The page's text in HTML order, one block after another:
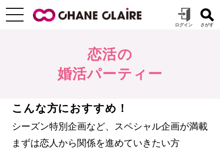
恋活の
婚活パーティー
こんな方におすすめ！
シーズン特別企画など、スペシャル企画が満載
まずは恋人から関係を進めていきたい方